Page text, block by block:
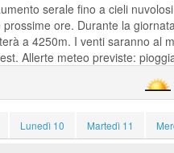
serale fino a cieli
ore. Durante la
a 4250m. I venti saranno al
Allerte meteo previste:
Lunedì 10 Martedì 11